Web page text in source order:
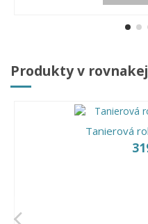
Produkty v
Tanierová